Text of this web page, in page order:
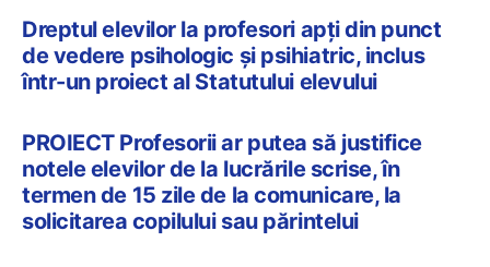
Dreptul elevilor la profesori apți din punct
de vedere psihologic și psihiatric, inclus
într-un proiect al Statutului elevului
PROIECT Profesorii ar putea să justifice
notele elevilor de la lucrările scrise, în
termen de 15 zile de la comunicare, la
solicitarea copilului sau părintelui